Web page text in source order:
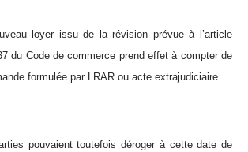
loyer issu de la révision prévue à l’article
du Code de commerce prend effet à compter de
formulée par LRAR ou acte extrajudiciaire.
pouvaient toutefois déroger à cette date de